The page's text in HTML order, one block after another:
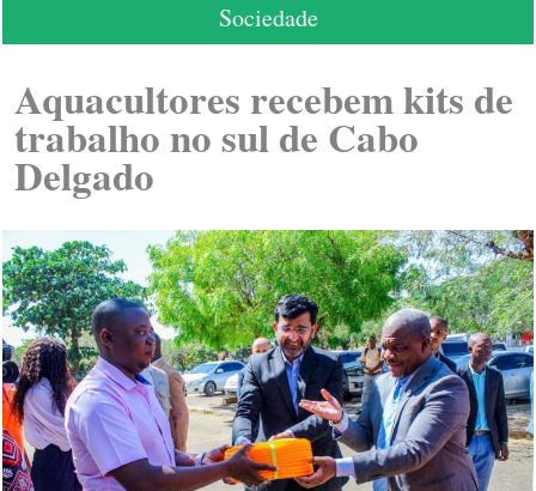
Sociedade
Aquacultores recebem kits de
trabalho no sul de Cabo
Delgado